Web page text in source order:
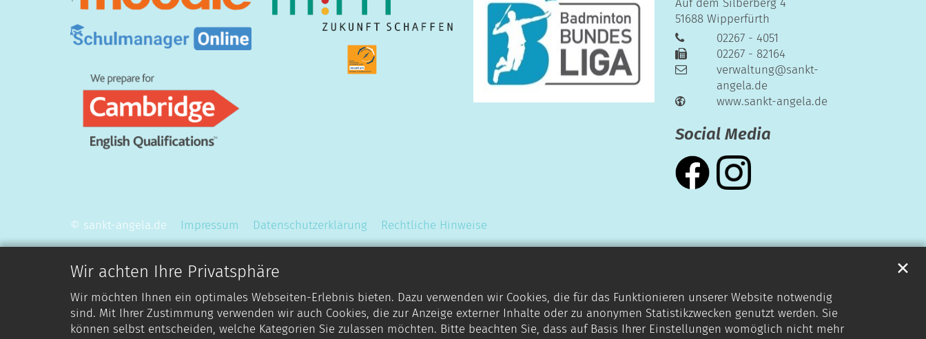
Wir achten Ihre Privatsphäre
Wir möchten Ihnen ein optimales Webseiten-Erlebnis bieten. Dazu verwenden wir Cookies, die für das Funktionieren unserer Website notwendig
sind. Mit Ihrer Zustimmung verwenden wir auch Cookies, die zur Anzeige externer Inhalte oder zu anonymen Statistikzwecken genutzt werden. Sie
können selbst entscheiden, welche Kategorien Sie zulassen möchten. Bitte beachten Sie, dass auf Basis Ihrer Einstellungen womöglich nicht mehr
✕
Auf dem Silberberg 4
51688 Wipperfürth
02267 - 4051
02267 - 82164
verwaltung@sankt-
angela.de
www.sankt-angela.de
Social Media
© sankt-angela.de Impressum Datenschutzerklärung Rechtliche Hinweise